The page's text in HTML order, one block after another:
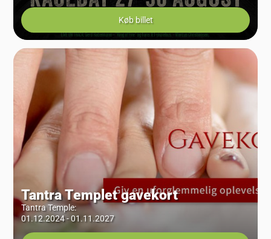
Køb billet
Tantra Templet gavekort
Tantra Temple:
01.12.2024 - 01.11.2027